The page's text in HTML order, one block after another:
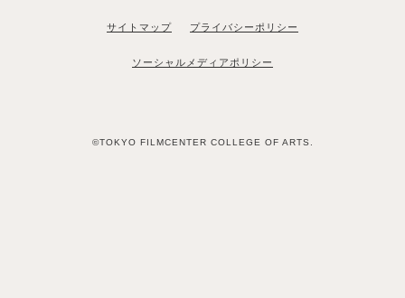
サイトマップ プライバシーポリシー
ソーシャルメディアポリシー
©TOKYO FILMCENTER COLLEGE OF ARTS.